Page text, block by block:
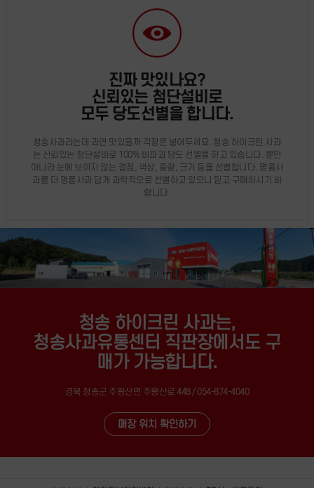
진짜 맛있나요?
신뢰있는 첨단설비로
모두 당도선별을 합니다.
청송사과라는데 과연 맛있을까 걱정은 넣어두세요. 청송 하이크린 사과
는 신뢰있는 첨단설비로 100% 비파괴 당도 선별을 하고 있습니다. 뿐만
아니라 눈에 보이지 않는 결점, 색상, 중량, 크기 등을 선별합니다. 명품사
과를 더 명품사과 답게 과학적으로 선별하고 있으니 믿고 구매하시기 바
랍니다.
청송 하이크린 사과는,
청송사과유통센터 직판장에서도 구
매가 가능합니다.
경북 청송군 주왕산면 주왕산로 448 / 054-874-4040
매장 위치 확인하기